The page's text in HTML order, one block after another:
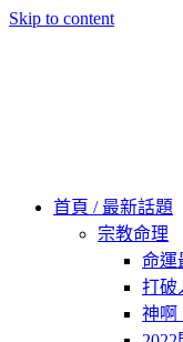
Skip to content
首頁 / 最新話題
宗教命理
命運
打破
神啊